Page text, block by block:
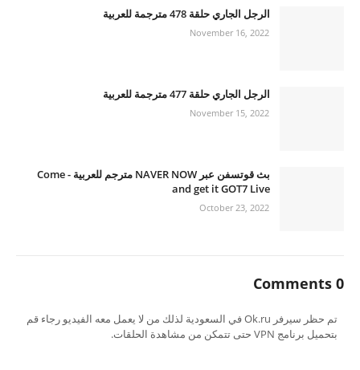
الرجل الجاري حلقة 478 مترجمة للعربية
November 16, 2022
الرجل الجاري حلقة 477 مترجمة للعربية
November 15, 2022
بث قوتسفن عبر NAVER NOW مترجم للعربية - Come
and get it GOT7 Live
October 23, 2022
0 Comments
تم حظر سيرفر Ok.ru في السعودية لذلك من لا يعمل معه الفيديو رجاء قم
بتحميل برنامج VPN حتى تتمكن من مشاهدة الحلقات.